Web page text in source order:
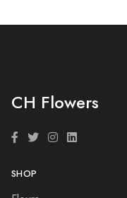
CH Flowers
SHOP